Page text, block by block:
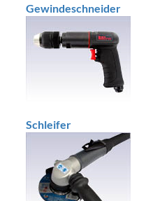
Gewindeschneider
Schleifer